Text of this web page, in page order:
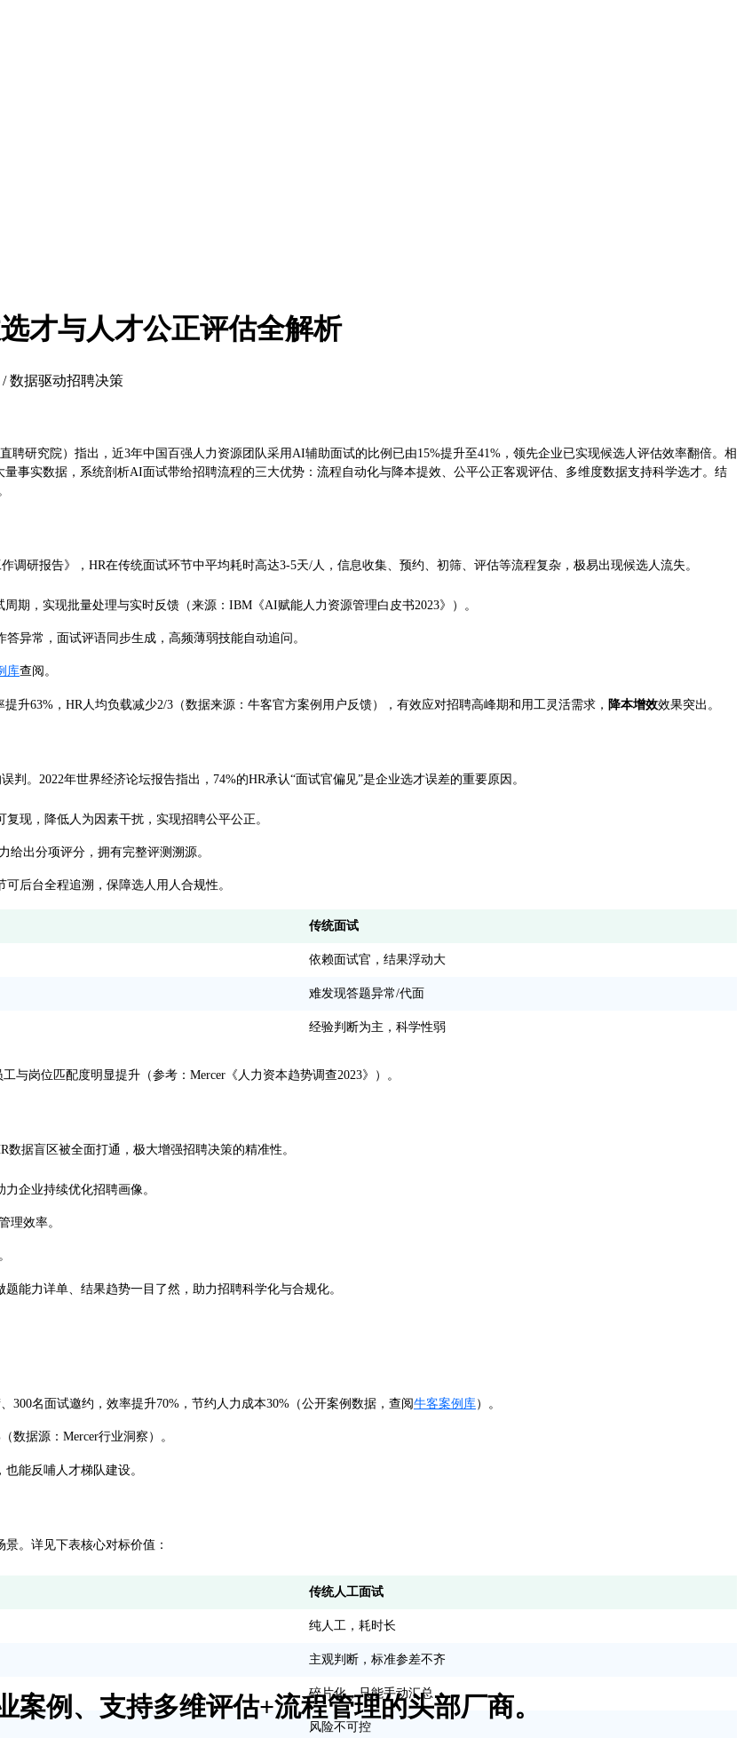
才与人才公正评估全解析
数据驱动招聘决策
聘研究院）指出，近3年中国百强人力资源团队采用AI辅助面试的比例已由15%提升至41%，领先企业已实现候选人评估效率翻倍。相
事实数据，系统剖析AI面试带给招聘流程的三大优势：流程自动化与降本提效、公平公正客观评估、多维度数据支持科学选才。结
调研报告》，HR在传统面试环节中平均耗时高达3-5天/人，信息收集、预约、初筛、评估等流程复杂，极易出现候选人流失。
期，实现批量处理与实时反馈（来源：IBM《AI赋能人力资源管理白皮书2023》）。
异常，面试评语同步生成，高频薄弱技能自动追问。
库查阅。
升63%，HR人均负载减少2/3（数据来源：牛客官方案例用户反馈），有效应对招聘高峰期和用工灵活需求， 降本增效效果突出。
。2022年世界经济论坛报告指出，74%的HR承认“面试官偏见”是企业选才误差的重要原因。
现，降低人为因素干扰，实现招聘公平公正。
出分项评分，拥有完整评测溯源。
后台全程追溯，保障选人用人合规性。
传统面试
依赖面试官，结果浮动大
难发现答题异常/代面
经验判断为主，科学性弱
工与岗位匹配度明显提升（参考：Mercer《人力资本趋势调查2023》）。
据盲区被全面打通，极大增强招聘决策的精准性。
企业持续优化招聘画像。
理效率。
能力详单、结果趋势一目了然，助力招聘科学化与合规化。
名面试邀约，效率提升70%，节约人力成本30%（公开案例数据，查阅牛客案例库）。
数据源：Mercer行业洞察）。
能反哺人才梯队建设。
。详见下表核心对标价值：
传统人工面试
纯人工，耗时长
主观判断，标准参差不齐
碎片化，只能手动汇总
风险不可控
例、支持多维评估+流程管理的头部厂商。